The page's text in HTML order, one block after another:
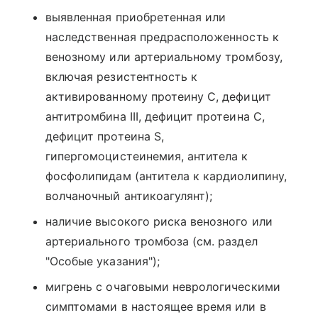
выявленная приобретенная или
наследственная предрасположенность к
венозному или артериальному тромбозу,
включая резистентность к
активированному протеину С, дефицит
антитромбина III, дефицит протеина С,
дефицит протеина S,
гипергомоцистеинемия, антитела к
фосфолипидам (антитела к кардиолипину,
волчаночный антикоагулянт);
наличие высокого риска венозного или
артериального тромбоза (см. раздел
"Особые указания");
мигрень с очаговыми неврологическими
симптомами в настоящее время или в